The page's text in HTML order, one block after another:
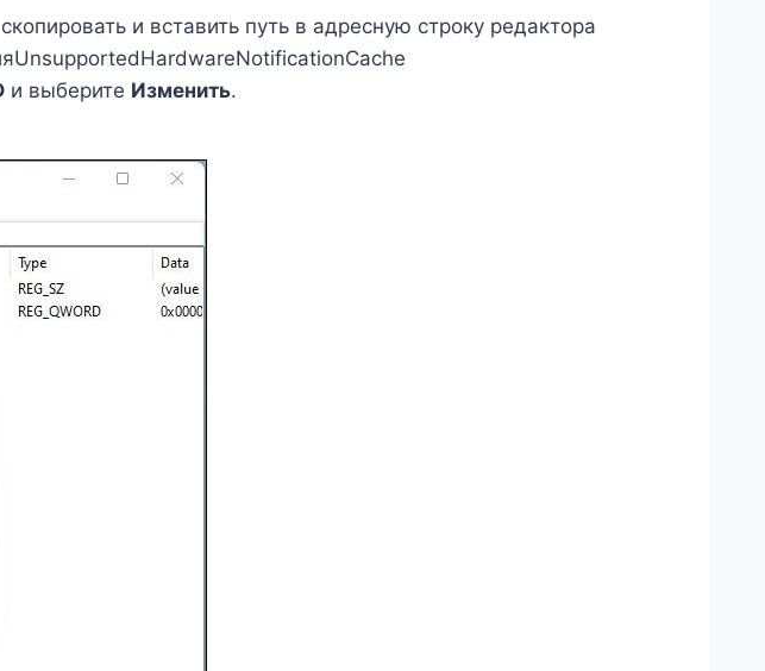
и вставить путь в адресную строку редактора
и выберите Изменить.